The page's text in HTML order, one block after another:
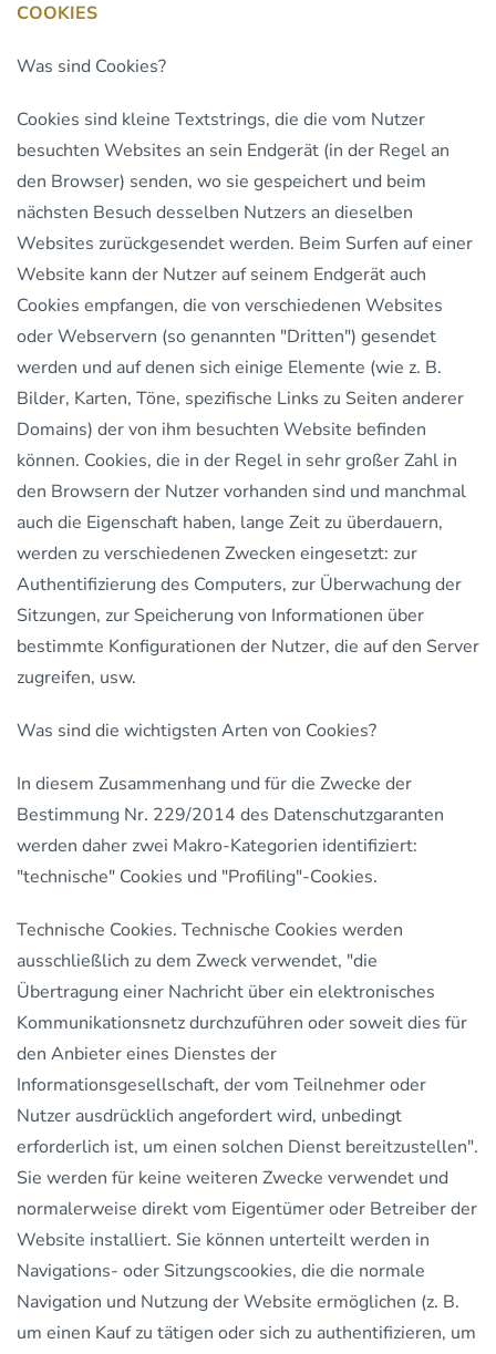
COOKIES
Was sind Cookies?
Cookies sind kleine Textstrings, die die vom Nutzer
besuchten Websites an sein Endgerät (in der Regel an
den Browser) senden, wo sie gespeichert und beim
nächsten Besuch desselben Nutzers an dieselben
Websites zurückgesendet werden. Beim Surfen auf einer
Website kann der Nutzer auf seinem Endgerät auch
Cookies empfangen, die von verschiedenen Websites
oder Webservern (so genannten "Dritten") gesendet
werden und auf denen sich einige Elemente (wie z. B.
Bilder, Karten, Töne, spezifische Links zu Seiten anderer
Domains) der von ihm besuchten Website befinden
können. Cookies, die in der Regel in sehr großer Zahl in
den Browsern der Nutzer vorhanden sind und manchmal
auch die Eigenschaft haben, lange Zeit zu überdauern,
werden zu verschiedenen Zwecken eingesetzt: zur
Authentifizierung des Computers, zur Überwachung der
Sitzungen, zur Speicherung von Informationen über
bestimmte Konfigurationen der Nutzer, die auf den Server
zugreifen, usw.
Was sind die wichtigsten Arten von Cookies?
In diesem Zusammenhang und für die Zwecke der
Bestimmung Nr. 229/2014 des Datenschutzgaranten
werden daher zwei Makro-Kategorien identifiziert:
"technische" Cookies und "Profiling"-Cookies.
Technische Cookies. Technische Cookies werden
ausschließlich zu dem Zweck verwendet, "die
Übertragung einer Nachricht über ein elektronisches
Kommunikationsnetz durchzuführen oder soweit dies für
den Anbieter eines Dienstes der
Informationsgesellschaft, der vom Teilnehmer oder
Nutzer ausdrücklich angefordert wird, unbedingt
erforderlich ist, um einen solchen Dienst bereitzustellen".
Sie werden für keine weiteren Zwecke verwendet und
normalerweise direkt vom Eigentümer oder Betreiber der
Website installiert. Sie können unterteilt werden in
Navigations- oder Sitzungscookies, die die normale
Navigation und Nutzung der Website ermöglichen (z. B.
um einen Kauf zu tätigen oder sich zu authentifizieren, um